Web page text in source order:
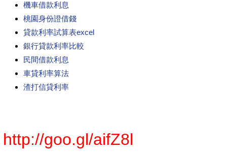
機車借款利息
桃園身份證借錢
貸款利率試算表excel
銀行貸款利率比較
民間借款利息
車貸利率算法
渣打信貸利率
http://goo.gl/aifZ8l